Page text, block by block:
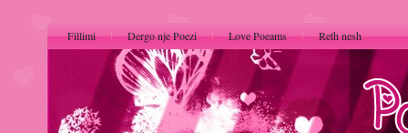
Fillimi Dergo nje Poezi Love Poeams Reth nesh